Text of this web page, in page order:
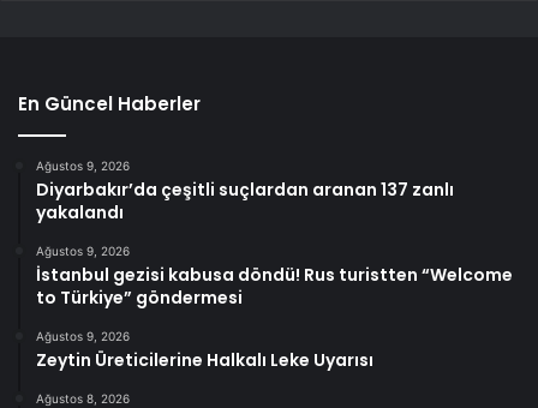
En Güncel Haberler
Ağustos 9, 2026
Diyarbakır’da çeşitli suçlardan aranan 137 zanlı
yakalandı
Ağustos 9, 2026
İstanbul gezisi kabusa döndü! Rus turistten “Welcome
to Türkiye” göndermesi
Ağustos 9, 2026
Zeytin Üreticilerine Halkalı Leke Uyarısı
Ağustos 8, 2026